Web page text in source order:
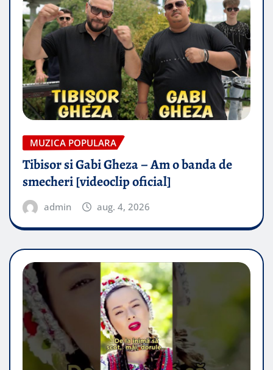
MUZICA POPULARA
Tibisor si Gabi Gheza – Am o banda de
smecheri [videoclip oficial]
admin aug. 4, 2026